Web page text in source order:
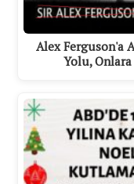
Alex Ferguson'a
Yolu,